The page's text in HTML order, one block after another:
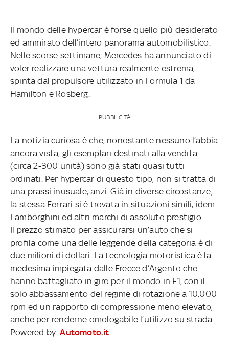
Il mondo delle hypercar è forse quello più desiderato
ed ammirato dell’intero panorama automobilistico.
Nelle scorse settimane, Mercedes ha annunciato di
voler realizzare una vettura realmente estrema,
spinta dal propulsore utilizzato in Formula 1 da
Hamilton e Rosberg.
PUBBLICITÀ
La notizia curiosa è che, nonostante nessuno l’abbia
ancora vista, gli esemplari destinati alla vendita
(circa 2-300 unità) sono già stati quasi tutti
ordinati. Per hypercar di questo tipo, non si tratta di
una prassi inusuale, anzi. Già in diverse circostanze,
la stessa Ferrari si è trovata in situazioni simili, idem
Lamborghini ed altri marchi di assoluto prestigio.
Il prezzo stimato per assicurarsi un’auto che si
profila come una delle leggende della categoria è di
due milioni di dollari. La tecnologia motoristica è la
medesima impiegata dalle Frecce d’Argento che
hanno battagliato in giro per il mondo in F1, con il
solo abbassamento del regime di rotazione a 10.000
rpm ed un rapporto di compressione meno elevato,
anche per renderne omologabile l’utilizzo su strada.
Powered by:Automoto.it